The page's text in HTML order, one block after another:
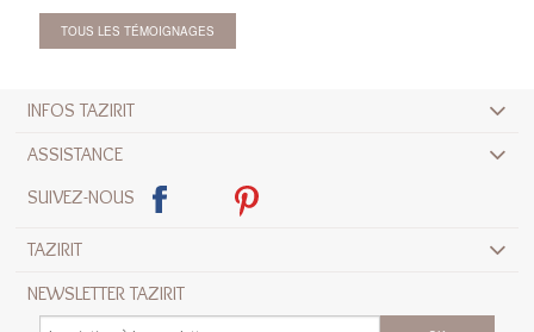
TOUS LES TÉMOIGNAGES
INFOS TAZIRIT
ASSISTANCE
SUIVEZ-NOUS
TAZIRIT
NEWSLETTER TAZIRIT